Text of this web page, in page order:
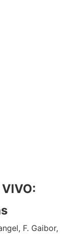
F. Gaibor,